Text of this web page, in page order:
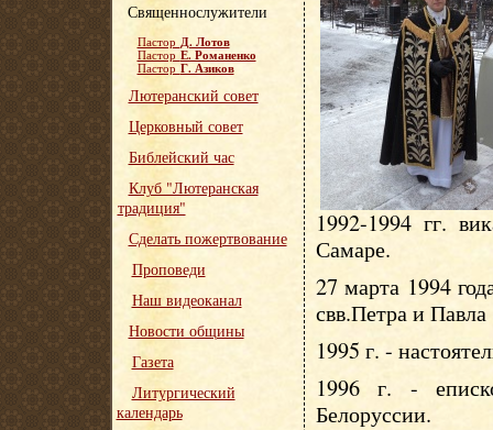
1992-1994 гг.
Самаре.
27 марта 1994
свв.Петра и
1995 г. -
1996 г. -
Белоруссии.
Священнослужители
Пастор Д. Лотов
Пастор Е. Романенко
Пастор Г. Азиков
Лютеранский совет
Церковный совет
Библейский час
Клуб "Лютеранская
традиция"
Сделать пожертвование
Проповеди
Наш видеоканал
Новости общины
Газета
Литургический
календарь